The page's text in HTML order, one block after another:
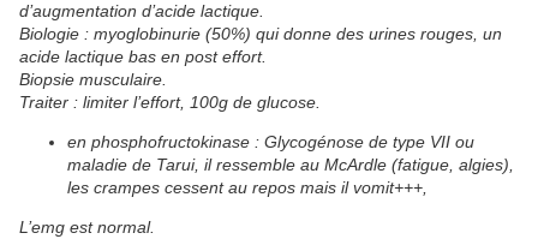
d’augmentation d’acide lactique.
Biologie : myoglobinurie (50%) qui donne des urines rouges, un
acide lactique bas en post effort.
Biopsie musculaire.
Traiter : limiter l’effort, 100g de glucose.
en phosphofructokinase : Glycogénose de type VII ou
maladie de Tarui, il ressemble au McArdle (fatigue, algies),
les crampes cessent au repos mais il vomit+++,
L’emg est normal.